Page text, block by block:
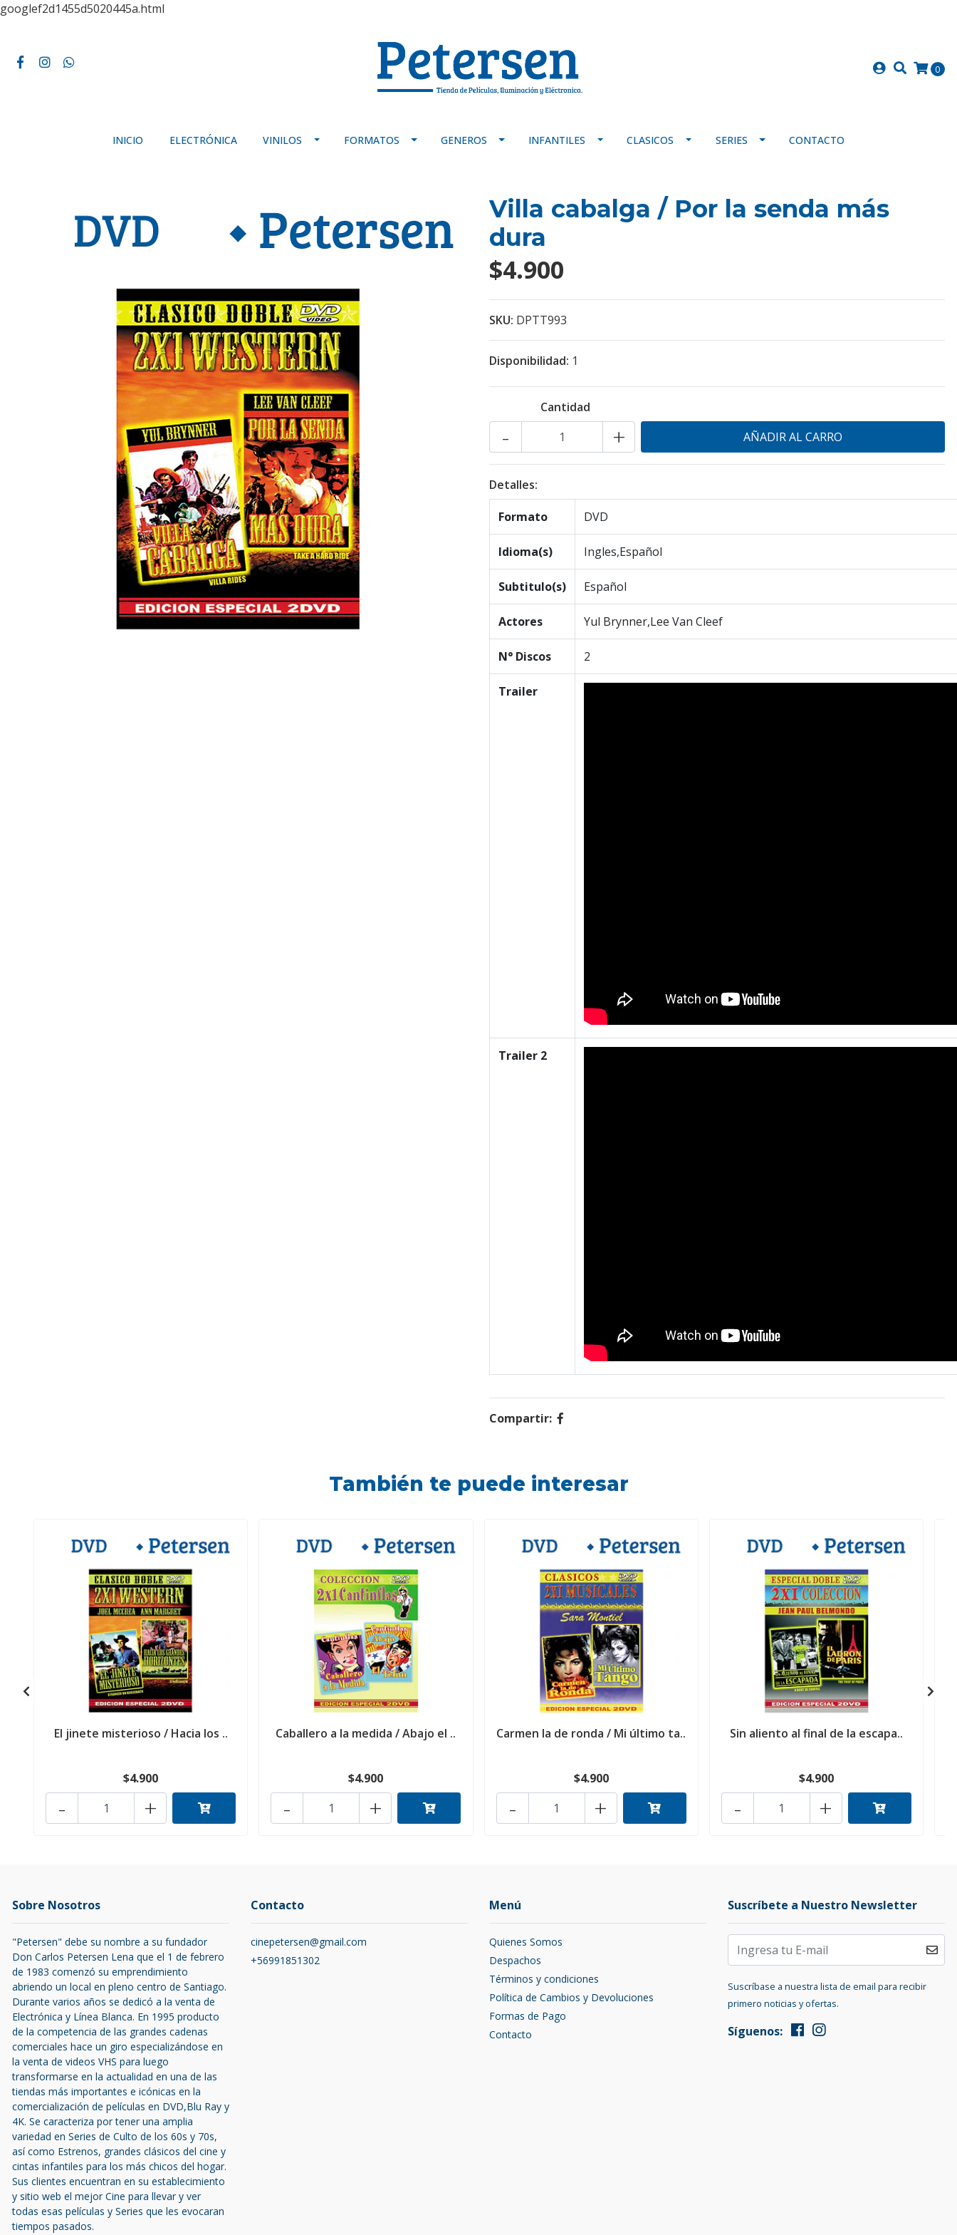
googlef2d1455d5020445a.html
0
INICIO ELECTRÓNICA VINILOS FORMATOS GENEROS INFANTILES CLASICOS SERIES CONTACTO
Villa cabalga / Por la senda más
dura
$4.900
SKU: DPTT993
Disponibilidad: 1
Cantidad
+
-
Detalles:
Formato DVD
Idioma(s) Ingles,Español
Subtitulo(s) Español
Actores Yul Brynner,Lee Van Cleef
N° Discos 2
Trailer
Trailer 2
Compartir:
También te puede interesar
El jinete misterioso / Hacia los ..
$4.900
+
-
Caballero a la medida / Abajo el ..
$4.900
+
-
Carmen la de ronda / Mi último ta..
$4.900
+
-
Sin aliento al final de la escapa..
$4.900
+
-
Sobre Nosotros
"Petersen" debe su nombre a su fundador
Don Carlos Petersen Lena que el 1 de febrero
de 1983 comenzó su emprendimiento
abriendo un local en pleno centro de Santiago.
Durante varios años se dedicó a la venta de
Electrónica y Línea Blanca. En 1995 producto
de la competencia de las grandes cadenas
comerciales hace un giro especializándose en
la venta de videos VHS para luego
transformarse en la actualidad en una de las
tiendas más importantes e icónicas en la
comercialización de películas en DVD,Blu Ray y
4K. Se caracteriza por tener una amplia
variedad en Series de Culto de los 60s y 70s,
así como Estrenos, grandes clásicos del cine y
cintas infantiles para los más chicos del hogar.
Sus clientes encuentran en su establecimiento
y sitio web el mejor Cine para llevar y ver
todas esas películas y Series que les evocaran
tiempos pasados.
Contacto
cinepetersen@gmail.com
+56991851302
Menú
Quienes Somos
Despachos
Términos y condiciones
Política de Cambios y Devoluciones
Formas de Pago
Contacto
Suscríbete a Nuestro Newsletter
Suscríbase a nuestra lista de email para recibir
primero noticias y ofertas.
Síguenos: